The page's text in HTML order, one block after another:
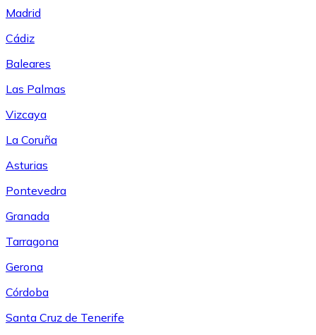
Madrid
Cádiz
Baleares
Las Palmas
Vizcaya
La Coruña
Asturias
Pontevedra
Granada
Tarragona
Gerona
Córdoba
Santa Cruz de Tenerife